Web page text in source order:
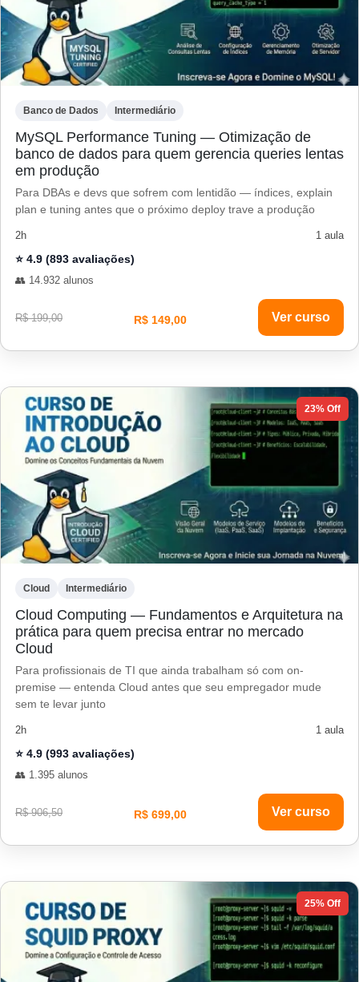
Banco de Dados Intermediário
MySQL Performance Tuning — Otimização de
banco de dados para quem gerencia queries lentas
em produção
Para DBAs e devs que sofrem com lentidão — índices, explain
plan e tuning antes que o próximo deploy trave a produção
2h 1 aula
⭐ 4.9 (893 avaliações)
👥 14.932 alunos
R$ 199,00 R$ 149,00 Ver curso
23% Off
Cloud Intermediário
Cloud Computing — Fundamentos e Arquitetura na
prática para quem precisa entrar no mercado
Cloud
Para profissionais de TI que ainda trabalham só com on-
premise — entenda Cloud antes que seu empregador mude
sem te levar junto
2h 1 aula
⭐ 4.9 (993 avaliações)
👥 1.395 alunos
R$ 906,50 R$ 699,00 Ver curso
25% Off